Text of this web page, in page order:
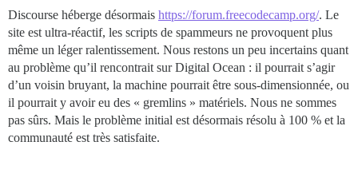
Discourse héberge désormais https://forum.freecodecamp.org/. Le
site est ultra-réactif, les scripts de spammeurs ne provoquent plus
même un léger ralentissement. Nous restons un peu incertains quant
au problème qu’il rencontrait sur Digital Ocean : il pourrait s’agir
d’un voisin bruyant, la machine pourrait être sous-dimensionnée, ou
il pourrait y avoir eu des « gremlins » matériels. Nous ne sommes
pas sûrs. Mais le problème initial est désormais résolu à 100 % et la
communauté est très satisfaite.